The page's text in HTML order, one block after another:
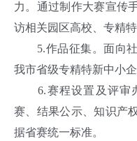
力。通过制作大赛宣传
访相关园区高校、专精
5.作品征集。面向社
我市省级专精特新中小
6.赛程设置及评审
赛、结果公示、知识产
据省赛统一标准。